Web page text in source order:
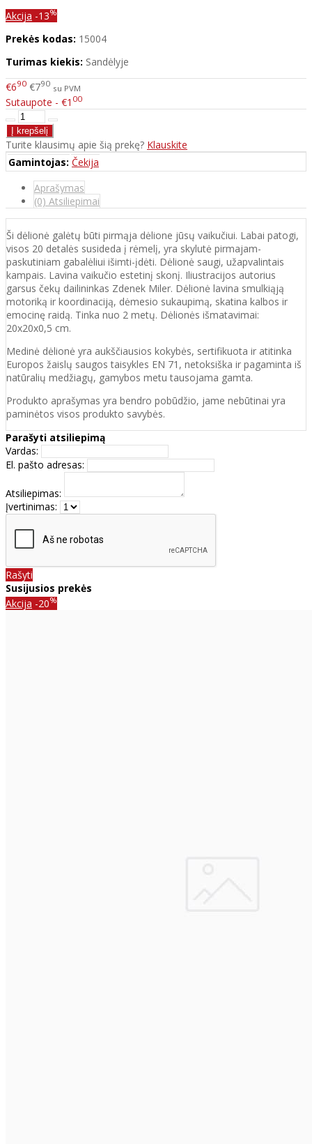
Akcija -13%
Prekės kodas: 15004
Turimas kiekis: Sandėlyje
€690 €790 su PVM
Sutaupote - €1 00
Turite klausimų apie šią prekę? Klauskite
Gamintojas: Čekija
Aprašymas
(0) Atsiliepimai
Ši dėlionė galėtų būti pirmąja dėlione jūsų vaikučiui. Labai patogi,
visos 20 detalės susideda į rėmelį, yra skylutė pirmajam-
paskutiniam gabalėliui išimti-įdėti. Dėlionė saugi, užapvalintais
kampais. Lavina vaikučio estetinį skonį. Iliustracijos autorius
garsus čekų dailininkas Zdenek Miler. Dėlionė lavina smulkiąją
motoriką ir koordinaciją, dėmesio sukaupimą, skatina kalbos ir
emocinę raidą. Tinka nuo 2 metų. Dėlionės išmatavimai:
20x20x0,5 cm.
Medinė dėlionė yra aukščiausios kokybės, sertifikuota ir atitinka
Europos žaislų saugos taisykles EN 71, netoksiška ir pagaminta iš
natūralių medžiagų, gamybos metu tausojama gamta.
Produkto aprašymas yra bendro pobūdžio, jame nebūtinai yra
paminėtos visos produkto savybės.
Parašyti atsiliepimą
Vardas:
El. pašto adresas:
Atsiliepimas:
Įvertinimas:
Rašyti
Susijusios prekės
Akcija -20%